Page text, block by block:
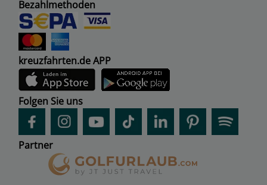
Bezahlmethoden
kreuzfahrten.de APP
Folgen Sie uns
Partner